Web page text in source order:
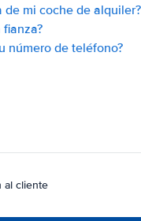
de mi coche de alquiler?
número de teléfono?
al cliente